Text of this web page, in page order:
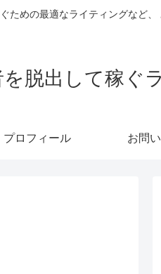
めの最適なライティングなど
脱出して稼ぐ
プロフィール お問